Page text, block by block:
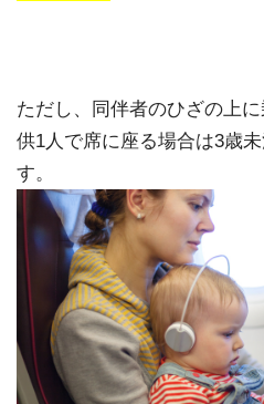
ただし、同伴者のひざの上
供1人で席に座る場合は3歳
す。